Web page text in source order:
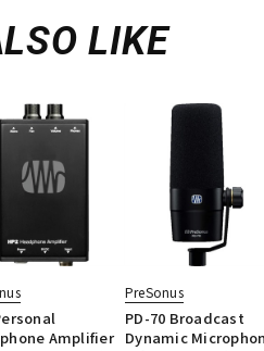
LIKE
Amplifier
PreSonus
PD-70 Broadcast
Dynamic